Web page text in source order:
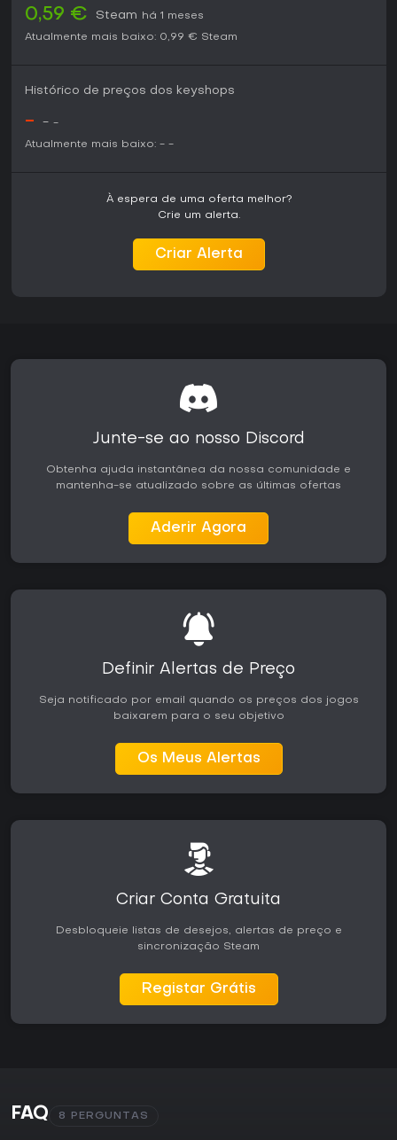
0,59 € Steam
há 1 meses
Atualmente mais baixo: 0,99 € Steam
Histórico de preços dos keyshops
- - -
Atualmente mais baixo: - -
À espera de uma oferta melhor?
Crie um alerta.
Criar Alerta
Junte-se ao nosso Discord
Obtenha ajuda instantânea da nossa comunidade e
mantenha-se atualizado sobre as últimas ofertas
Aderir Agora
Definir Alertas de Preço
Seja notificado por email quando os preços dos jogos
baixarem para o seu objetivo
Os Meus Alertas
Criar Conta Gratuita
Desbloqueie listas de desejos, alertas de preço e
sincronização Steam
Registar Grátis
FAQ 8 PERGUNTAS